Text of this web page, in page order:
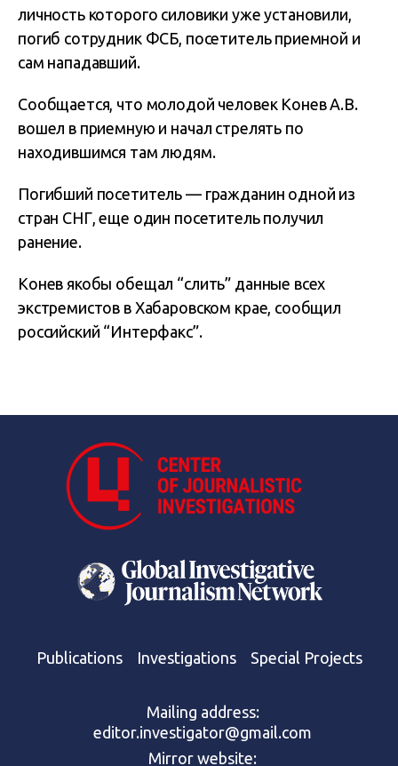
личность которого силовики уже установили,
погиб сотрудник ФСБ, посетитель приемной и
сам нападавший.
Сообщается, что молодой человек Конев А.В.
вошел в приемную и начал стрелять по
находившимся там людям.
Погибший посетитель — гражданин одной из
стран СНГ, еще один посетитель получил
ранение.
Конев якобы обещал “слить” данные всех
экстремистов в Хабаровском крае, сообщил
российский “Интерфакс”.
Publications Investigations Special Projects
Mailing address:
editor.investigator@gmail.com
Mirror website: